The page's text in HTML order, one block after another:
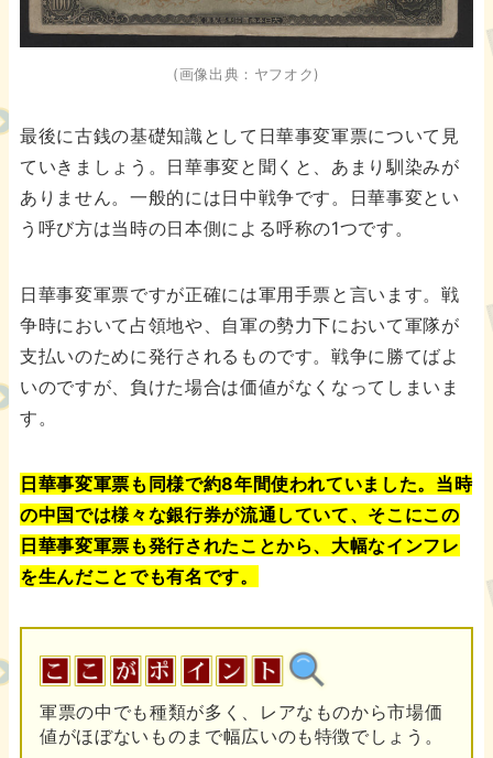
(画像出典：ヤフオク)
最後に古銭の基礎知識として日華事変軍票について見
ていきましょう。日華事変と聞くと、あまり馴染みが
ありません。一般的には日中戦争です。日華事変とい
う呼び方は当時の日本側による呼称の1つです。
日華事変軍票ですが正確には軍用手票と言います。戦
争時において占領地や、自軍の勢力下において軍隊が
支払いのために発行されるものです。戦争に勝てばよ
いのですが、負けた場合は価値がなくなってしまいま
す。
日華事変軍票も同様で約8年間使われていました。当時
の中国では様々な銀行券が流通していて、そこにこの
日華事変軍票も発行されたことから、大幅なインフレ
を生んだことでも有名です。
軍票の中でも種類が多く、レアなものから市場価
値がほぼないものまで幅広いのも特徴でしょう。